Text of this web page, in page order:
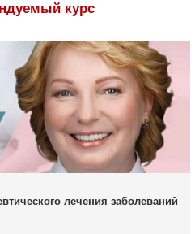
курс
лечения заболеваний